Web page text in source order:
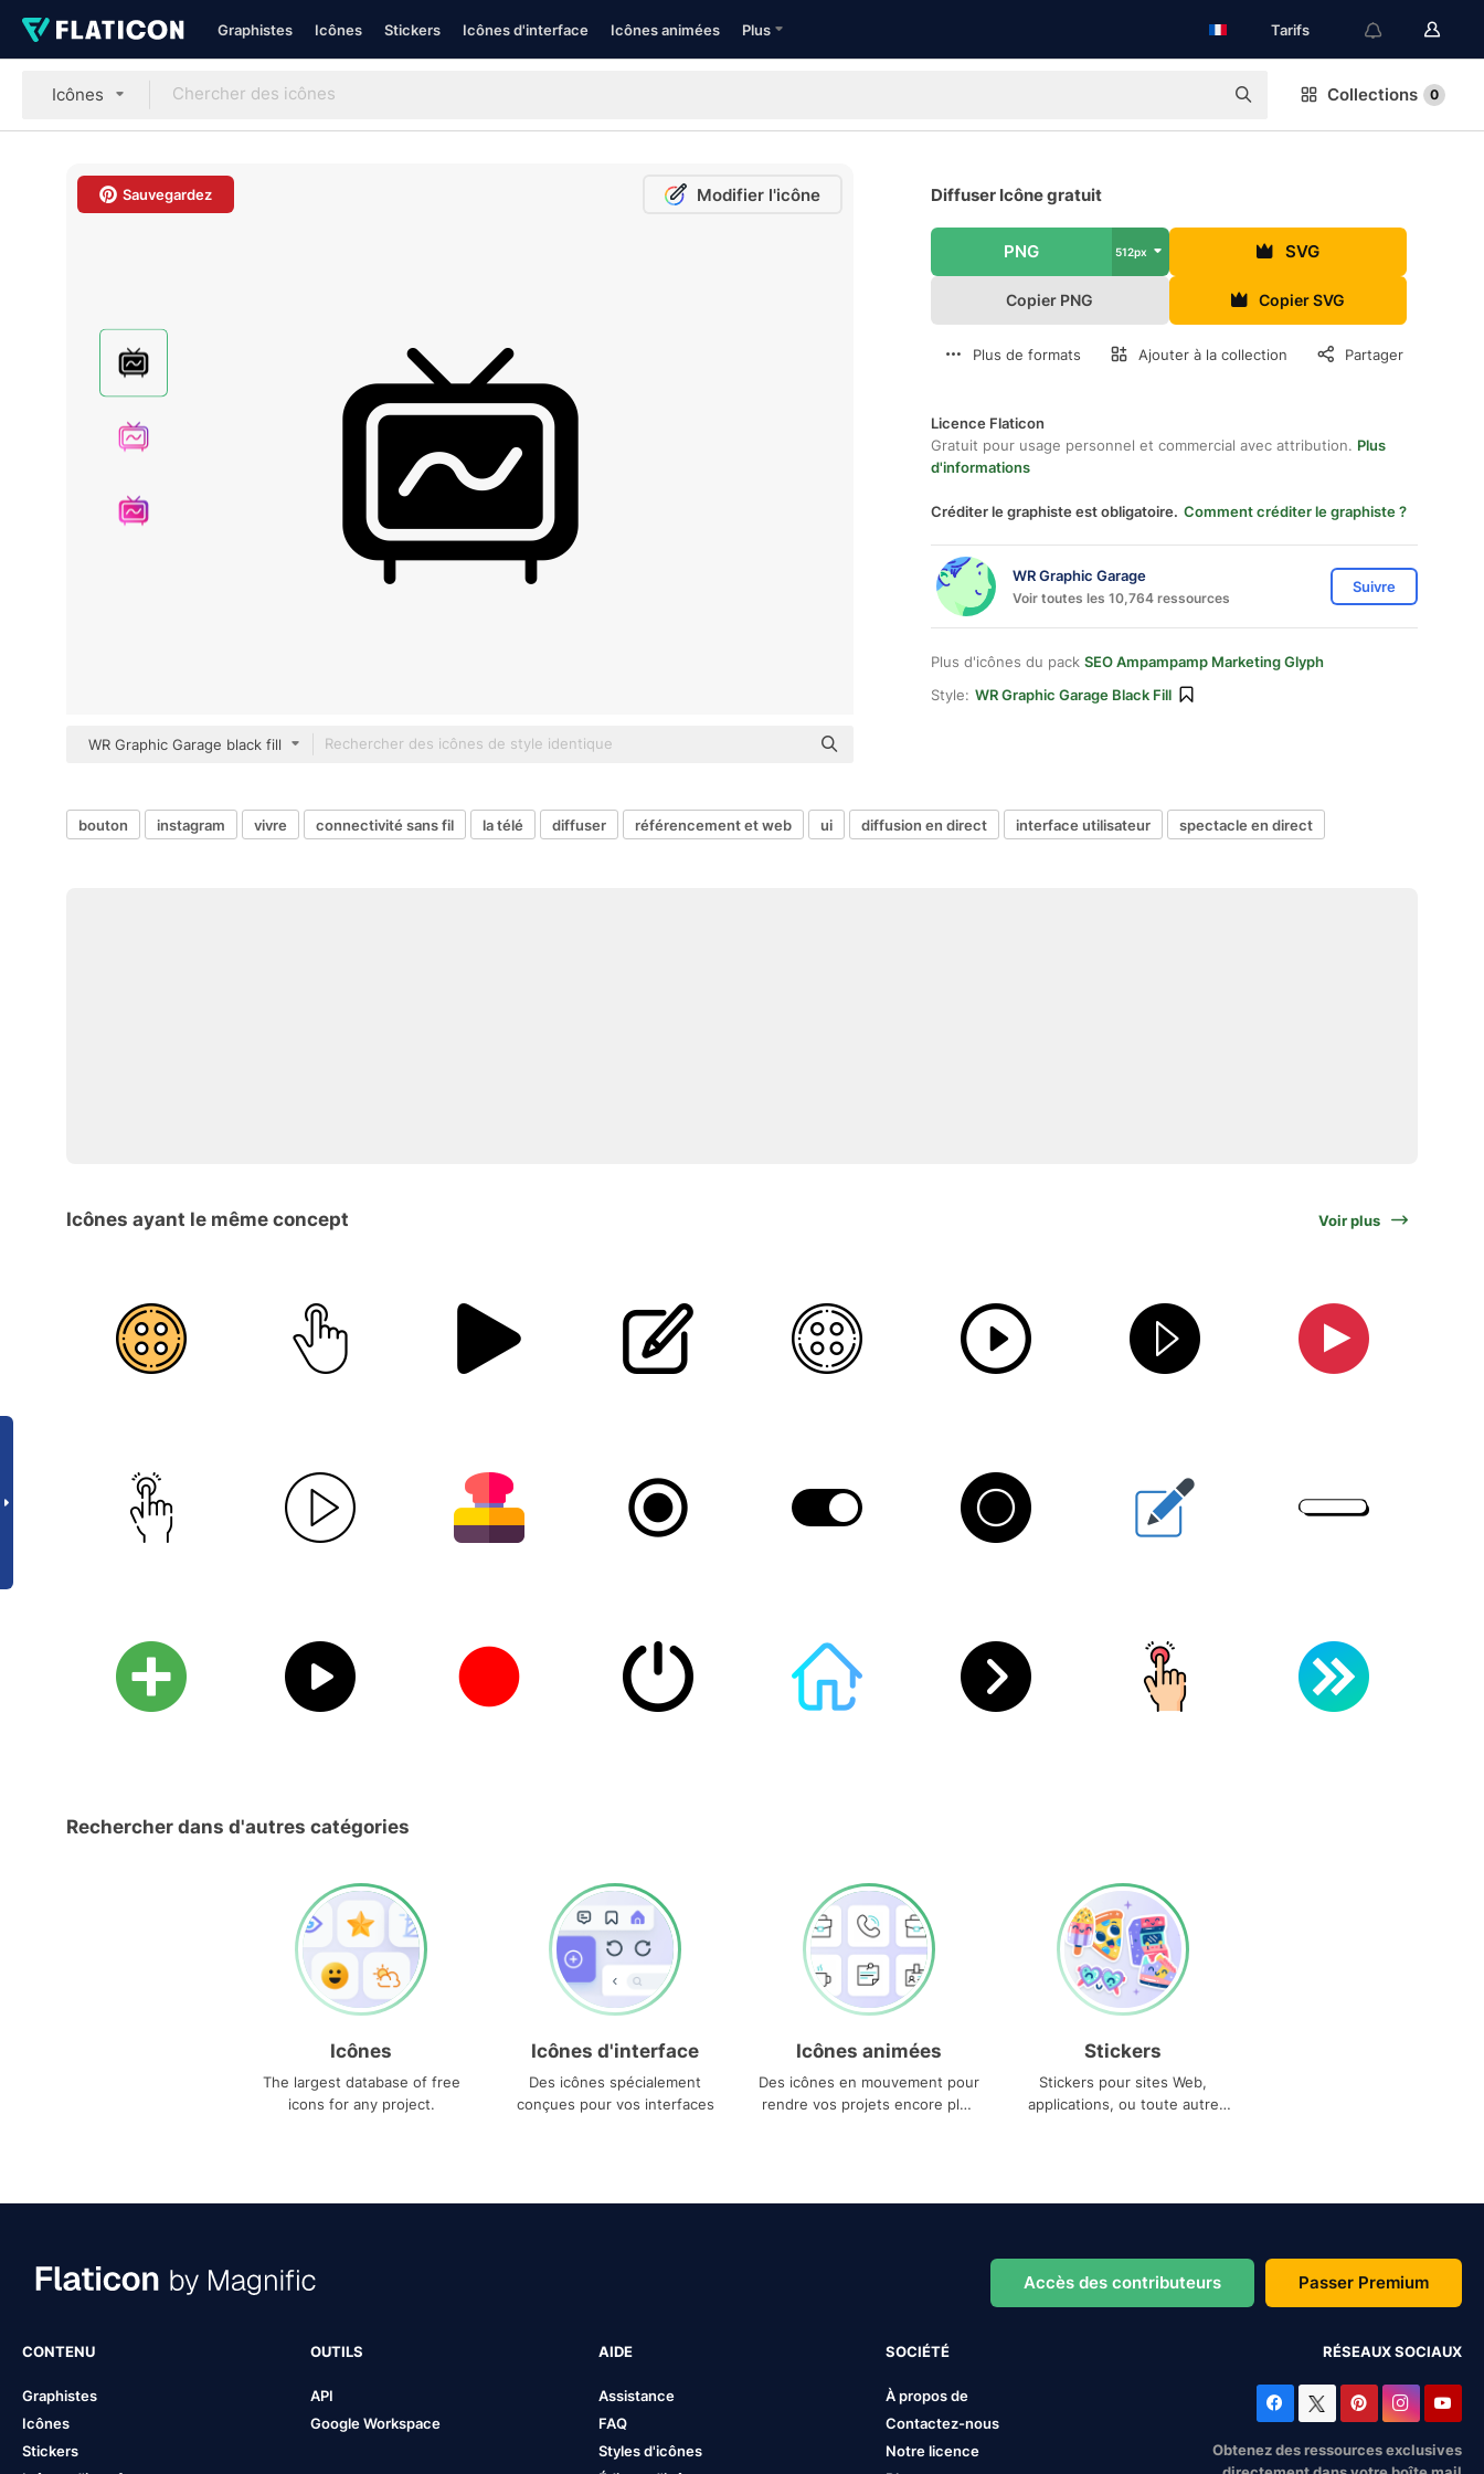
Graphistes Icônes Stickers Icônes d'interface Icônes animées Plus Tarifs
Icônes Collections 0
Sauvegardez Modifier l'icône
WR Graphic Garage black fill
Diffuser Icône gratuit
PNG 512px SVG
Copier PNG Copier SVG
Plus de formats Ajouter à la collection Partager
Licence Flaticon
Gratuit pour usage personnel et commercial avec attribution. Plus
d'informations
Créditer le graphiste est obligatoire. Comment créditer le graphiste ?
WR Graphic Garage
Voir toutes les 10,764 ressources
Suivre
Plus d'icônes du pack SEO Ampampamp Marketing Glyph
Style: WR Graphic Garage Black Fill
bouton instagram vivre connectivité sans fil la télé diffuser référencement et web ui diffusion en direct interface utilisateur spectacle en direct
Icônes ayant le même concept Voir plus
Rechercher dans d'autres catégories
Icônes
The largest database of free
icons for any project.
Icônes d'interface
Des icônes spécialement
conçues pour vos interfaces
Icônes animées
Des icônes en mouvement pour
rendre vos projets encore plus
Stickers
Stickers pour sites Web,
applications, ou toute autre
Accès des contributeurs Passer Premium
CONTENU
Graphistes
Icônes
Stickers
OUTILS
API
Google Workspace
AIDE
Assistance
FAQ
Styles d'icônes
SOCIÉTÉ
À propos de
Contactez-nous
Notre licence
RÉSEAUX SOCIAUX
Obtenez des ressources exclusives